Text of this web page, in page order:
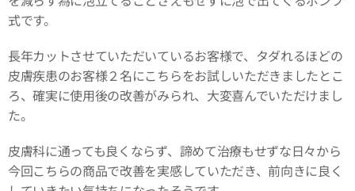
式です。
長年カットさせていただいているお客様で、タダれるほどの
皮膚疾患のお客様２名にこちらをお試しいただきましたとこ
ろ、確実に使用後の改善がみられ、大変喜んでいただけまし
た。
皮膚科に通っても良くならず、諦めて治療もせずな日々から
今回こちらの商品で改善を実感していただき、前向きに良く